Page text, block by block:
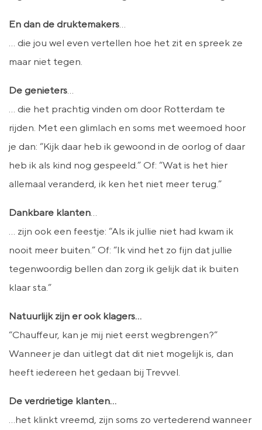
En dan de druktemakers…
… die jou wel even vertellen hoe het zit en spreek ze
maar niet tegen.
De genieters…
… die het prachtig vinden om door Rotterdam te
rijden. Met een glimlach en soms met weemoed hoor
je dan: “Kijk daar heb ik gewoond in de oorlog of daar
heb ik als kind nog gespeeld.” Of: “Wat is het hier
allemaal veranderd, ik ken het niet meer terug.”
Dankbare klanten…
… zijn ook een feestje: “Als ik jullie niet had kwam ik
nooit meer buiten.” Of: “Ik vind het zo fijn dat jullie
tegenwoordig bellen dan zorg ik gelijk dat ik buiten
klaar sta.”
Natuurlijk zijn er ook klagers…
“Chauffeur, kan je mij niet eerst wegbrengen?”
Wanneer je dan uitlegt dat dit niet mogelijk is, dan
heeft iedereen het gedaan bij Trevvel.
De verdrietige klanten…
…het klinkt vreemd, zijn soms zo vertederend wanneer